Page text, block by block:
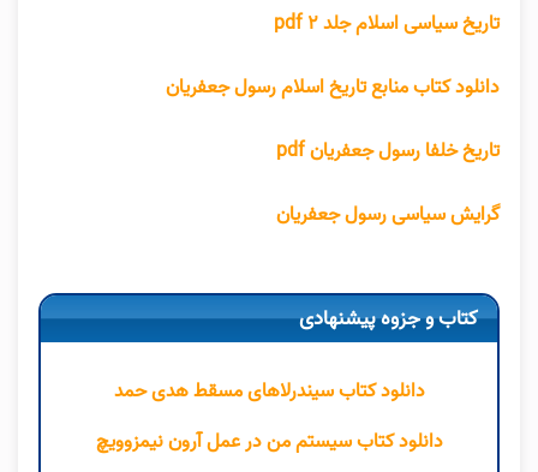
تاریخ سیاسی اسلام جلد ۲ pdf
دانلود کتاب منابع تاریخ اسلام رسول جعفریان
تاریخ خلفا رسول جعفریان pdf
گرایش سیاسی رسول جعفریان
کتاب و جزوه پیشنهادی
دانلود کتاب سیندرلاهای مسقط هدی حمد
دانلود کتاب سیستم من در عمل آرون نیمزوویچ